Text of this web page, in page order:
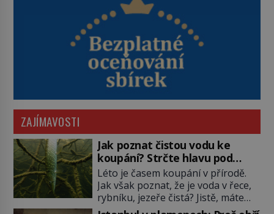
ZAJÍMAVOSTI
Jak poznat čistou vodu ke
koupání? Strčte hlavu pod
hladinu!
Léto je časem koupání v přírodě.
Jak však poznat, že je voda v řece,
rybníku, jezeře čistá? Jistě, máte
možnost využít informace